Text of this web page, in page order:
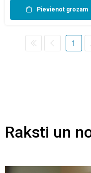
Pievienot grozam
1
Raksti un